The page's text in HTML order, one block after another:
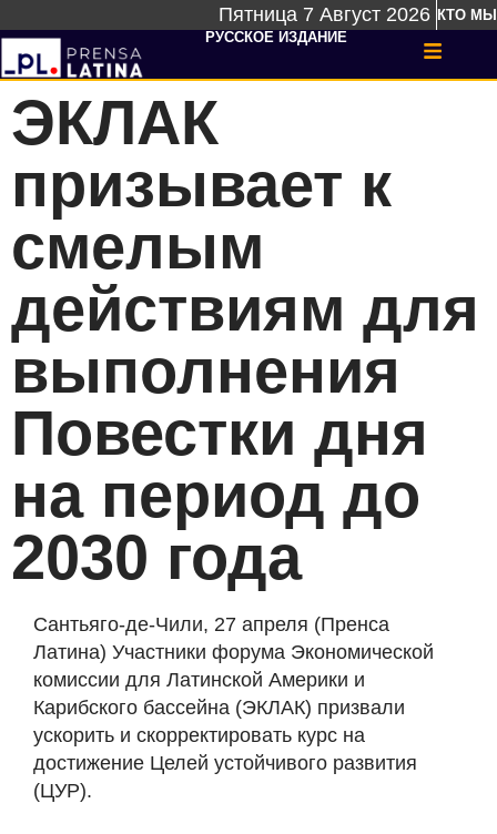
Пятница 7 Август 2026 КТО МЫ
РУССКОЕ ИЗДАНИЕ
ЭКЛАК
призывает к
смелым
действиям для
выполнения
Повестки дня
на период до
2030 года
Сантьяго-де-Чили, 27 апреля (Пренса
Латина) Участники форума Экономической
комиссии для Латинской Америки и
Карибского бассейна (ЭКЛАК) призвали
ускорить и скорректировать курс на
достижение Целей устойчивого развития
(ЦУР).